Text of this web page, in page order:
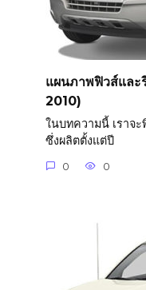
แผนภาพฟิวส์แล
2010)
ในบทความนี้ เราจ
ซึ่งผลิตตั้งแต่ปี
0 0